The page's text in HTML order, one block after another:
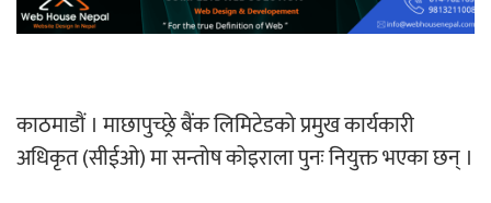
काठमाडौं । माछापुच्छ्रे बैंक लिमिटेडको प्रमुख कार्यकारी
अधिकृत (सीईओ) मा सन्तोष कोइराला पुनः नियुक्त भएका छन् ।